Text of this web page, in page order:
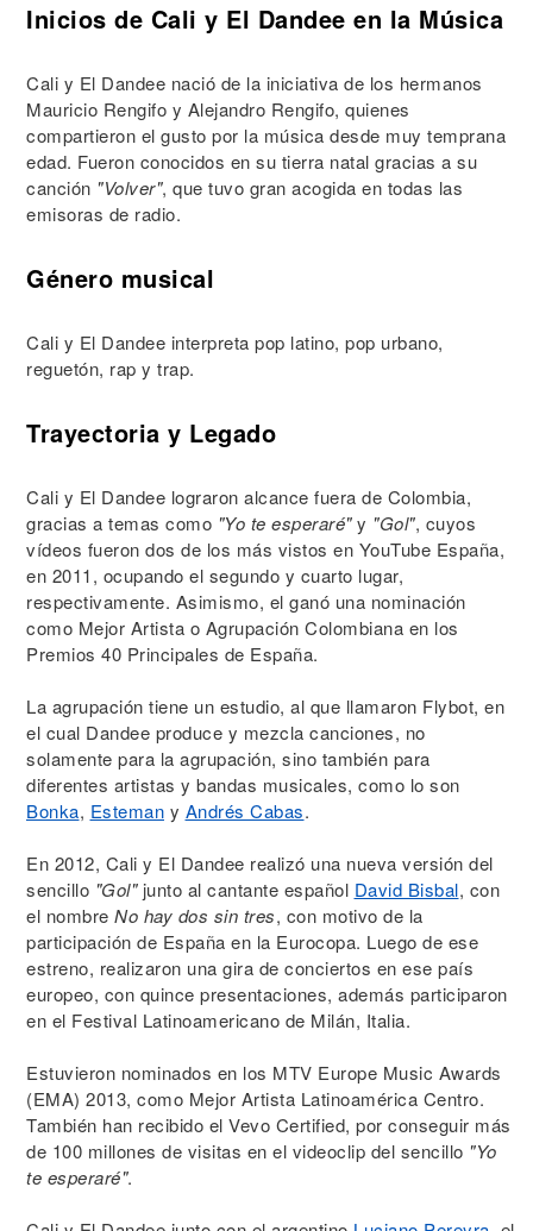
Inicios de Cali y El Dandee en la Música
Cali y El Dandee nació de la iniciativa de los hermanos
Mauricio Rengifo y Alejandro Rengifo, quienes
compartieron el gusto por la música desde muy temprana
edad. Fueron conocidos en su tierra natal gracias a su
canción "Volver", que tuvo gran acogida en todas las
emisoras de radio.
Género musical
Cali y El Dandee interpreta pop latino, pop urbano,
reguetón, rap y trap.
Trayectoria y Legado
Cali y El Dandee lograron alcance fuera de Colombia,
gracias a temas como "Yo te esperaré"y "Gol", cuyos
vídeos fueron dos de los más vistos en YouTube España,
en 2011, ocupando el segundo y cuarto lugar,
respectivamente. Asimismo, el ganó una nominación
como Mejor Artista o Agrupación Colombiana en los
Premios 40 Principales de España.
La agrupación tiene un estudio, al que llamaron Flybot, en
el cual Dandee produce y mezcla canciones, no
solamente para la agrupación, sino también para
diferentes artistas y bandas musicales, como lo son
Bonka, Esteman y Andrés Cabas.
En 2012, Cali y El Dandee realizó una nueva versión del
sencillo "Gol"junto al cantante español David Bisbal, con
el nombre No hay dos sin tres, con motivo de la
participación de España en la Eurocopa. Luego de ese
estreno, realizaron una gira de conciertos en ese país
europeo, con quince presentaciones, además participaron
en el Festival Latinoamericano de Milán, Italia.
Estuvieron nominados en los MTV Europe Music Awards
(EMA) 2013, como Mejor Artista Latinoamérica Centro.
También han recibido el Vevo Certified, por conseguir más
de 100 millones de visitas en el videoclip del sencillo "Yo
te esperaré".